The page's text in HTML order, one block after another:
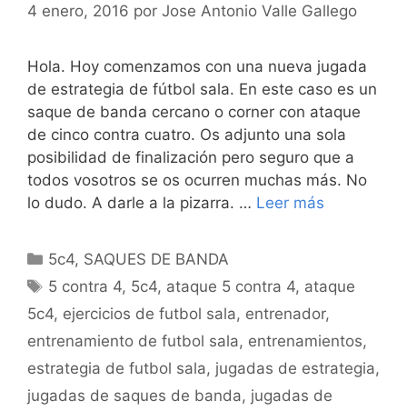
4 enero, 2016 por Jose Antonio Valle Gallego
Hola. Hoy comenzamos con una nueva jugada
de estrategia de fútbol sala. En este caso es un
saque de banda cercano o corner con ataque
de cinco contra cuatro. Os adjunto una sola
posibilidad de finalización pero seguro que a
todos vosotros se os ocurren muchas más. No
lo dudo. A darle a la pizarra. … Leer más
Categorías
5c4, SAQUES DE BANDA
Etiquetas
5 contra 4, 5c4, ataque 5 contra 4, ataque
5c4, ejercicios de futbol sala, entrenador,
entrenamiento de futbol sala, entrenamientos,
estrategia de futbol sala, jugadas de estrategia,
jugadas de saques de banda, jugadas de